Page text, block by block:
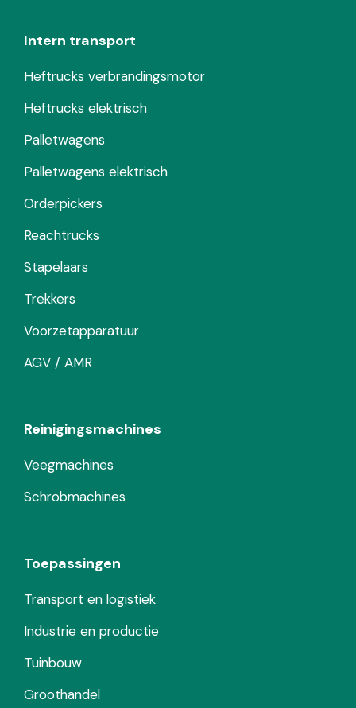
Intern transport
Heftrucks verbrandingsmotor
Heftrucks elektrisch
Palletwagens
Palletwagens elektrisch
Orderpickers
Reachtrucks
Stapelaars
Trekkers
Voorzetapparatuur
AGV / AMR
Reinigingsmachines
Veegmachines
Schrobmachines
Toepassingen
Transport en logistiek
Industrie en productie
Tuinbouw
Groothandel